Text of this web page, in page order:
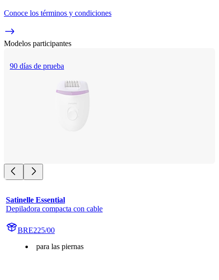
Conoce los términos y condiciones
Modelos participantes
90 días de prueba
Satinelle Essential
Depiladora compacta con cable
BRE225/00
para las piernas